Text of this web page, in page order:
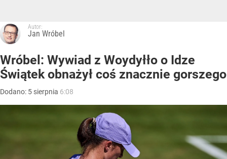
Autor:
Jan Wróbel
Wróbel: Wywiad z Woydyłło o Idze
Świątek obnażył coś znacznie gorszego
Dodano: 5 sierpnia 6:08